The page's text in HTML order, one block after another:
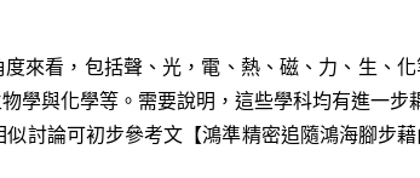
來看，包括聲、光，電、熱、磁、力、生、
學與化學等。需要說明，這些學科均有進一步
似討論可初步參考文【鴻準精密追隨鴻海腳步